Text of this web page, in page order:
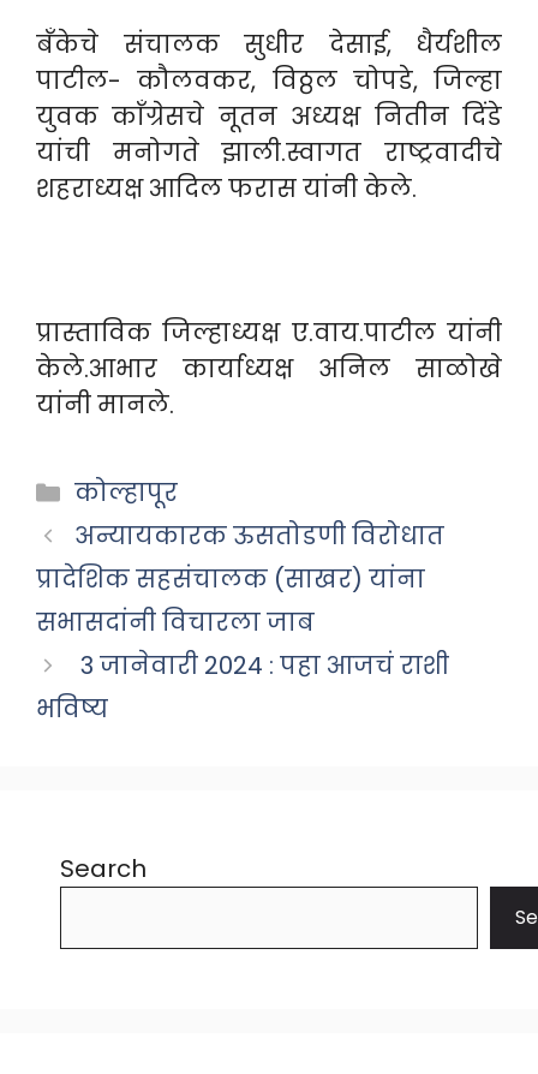
बँकेचे संचालक सुधीर देसाई, धैर्यशील
पाटील- कौलवकर, विठ्ठल चोपडे, जिल्हा
युवक काँग्रेसचे नूतन अध्यक्ष नितीन दिंडे
यांची मनोगते झाली.स्वागत राष्ट्रवादीचे
शहराध्यक्ष आदिल फरास यांनी केले.
प्रास्ताविक जिल्हाध्यक्ष ए.वाय.पाटील यांनी
केले.आभार कार्याध्यक्ष अनिल साळोखे
यांनी मानले.
Categories
कोल्हापूर
अन्यायकारक ऊसतोडणी विरोधात
प्रादेशिक सहसंचालक (साखर) यांना
सभासदांनी विचारला जाब
3 जानेवारी 2024 : पहा आजचं राशी
भविष्य
Search